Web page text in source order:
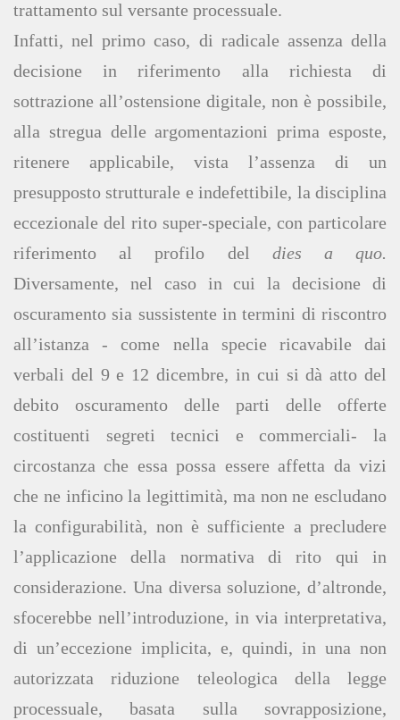
trattamento sul versante processuale.
Infatti, nel primo caso, di radicale assenza della
decisione in riferimento alla richiesta di
sottrazione all’ostensione digitale, non è possibile,
alla stregua delle argomentazioni prima esposte,
ritenere applicabile, vista l’assenza di un
presupposto strutturale e indefettibile, la disciplina
eccezionale del rito super-speciale, con particolare
riferimento al profilo del dies a quo.
Diversamente, nel caso in cui la decisione di
oscuramento sia sussistente in termini di riscontro
all’istanza - come nella specie ricavabile dai
verbali del 9 e 12 dicembre, in cui si dà atto del
debito oscuramento delle parti delle offerte
costituenti segreti tecnici e commerciali- la
circostanza che essa possa essere affetta da vizi
che ne inficino la legittimità, ma non ne escludano
la configurabilità, non è sufficiente a precludere
l’applicazione della normativa di rito qui in
considerazione. Una diversa soluzione, d’altronde,
sfocerebbe nell’introduzione, in via interpretativa,
di un’eccezione implicita, e, quindi, in una non
autorizzata riduzione teleologica della legge
processuale, basata sulla sovrapposizione,